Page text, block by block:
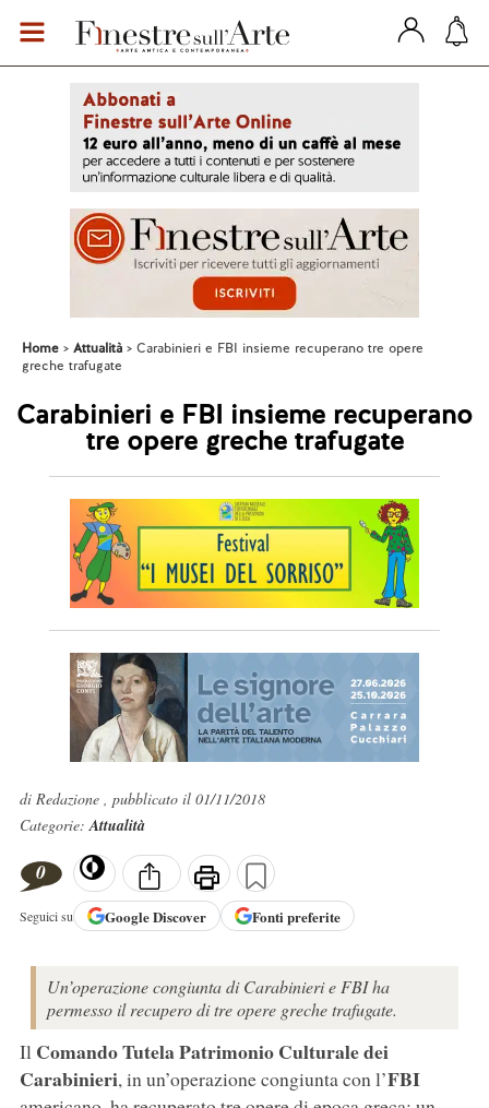
Home Attualità
Carabinieri e FBI insieme recuperano tre opere
greche trafugate
Carabinieri e FBI insieme recuperano
tre opere greche trafugate
di Redazione , pubblicato il 01/11/2018
Categorie:Attualità
0
Seguici su GoogleDiscover Fonti preferite
Un’operazione congiunta di Carabinieri e FBI ha
permesso il recupero di tre opere greche trafugate.
Il Comando Tutela Patrimonio Culturale dei
Carabinieri, in un’operazione congiunta con l’FBI